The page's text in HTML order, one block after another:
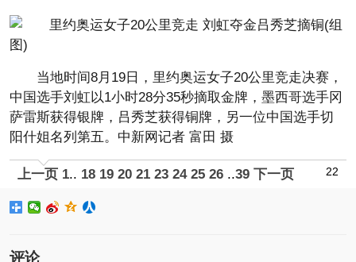
当地时间8月19日，里约奥运女子20公里竞走决赛，
中国选手刘虹以1小时28分35秒摘取金牌，墨西哥选手冈
萨雷斯获得银牌，吕秀芝获得铜牌，另一位中国选手切
阳什姐名列第五。中新网记者 富田 摄
上一页 1.. 18 19 20 21 22
23 24 25 26 ..39 下一页
评论